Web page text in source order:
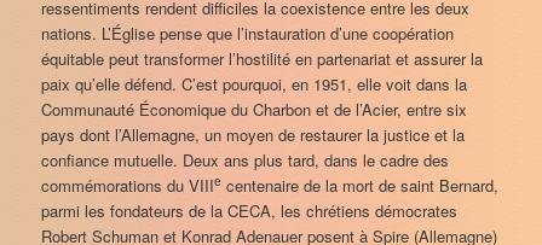
ressentiments rendent difficiles la coexistence entre les deux
nations. L’Église pense que l’instauration d’une coopération
équitable peut transformer l’hostilité en partenariat et assurer la
paix qu’elle défend. C’est pourquoi, en 1951, elle voit dans la
Communauté Économique du Charbon et de l’Acier, entre six
pays dont l’Allemagne, un moyen de restaurer la justice et la
confiance mutuelle. Deux ans plus tard, dans le cadre des
commémorations du VIIIe centenaire de la mort de saint Bernard,
parmi les fondateurs de la CECA, les chrétiens démocrates
Robert Schuman et Konrad Adenauer posent à Spire (Allemagne)